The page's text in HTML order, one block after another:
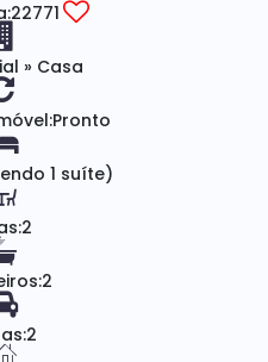
22771
» Casa
Pronto
1 suíte)
2
2
2